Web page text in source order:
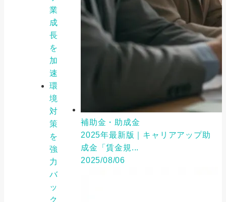
業
成
長
を
加
速
環
境
対
策
を
強
力
バ
ッ
ク
補助金・助成金
2025年最新版｜キャリアアップ助
成金「賃金規...
2025/08/06